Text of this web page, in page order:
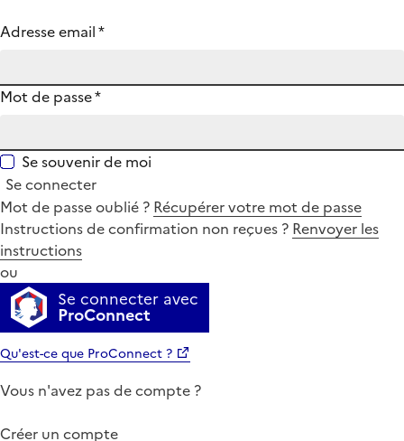
Adresse email*
Mot de passe*
Se souvenir de moi
Se connecter
Mot de passe oublié ? Récupérer votre mot de passe
Instructions de confirmation non reçues ? Renvoyer les
instructions
ou
Se connecter avec
ProConnect
Qu'est-ce que ProConnect ?
Vous n'avez pas de compte ?
Créer un compte